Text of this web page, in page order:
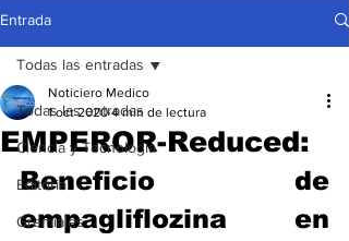
Entrada
Todas las entradas
Ciencia y Tecnología
Editorial
Gremiales
Todas las entradas
EMPEROR-Reduced:
Noticiero Medico
1 oct 2020 4 min de lectura
Beneficio de
empagliflozina en